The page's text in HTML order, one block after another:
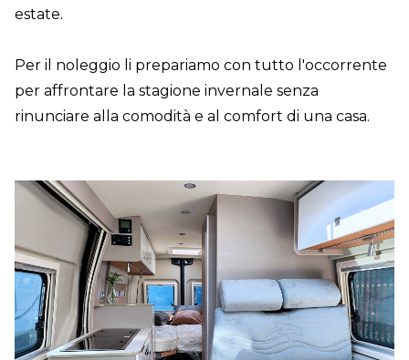
estate.
Per il noleggio li prepariamo con tutto l'occorrente
per affrontare la stagione invernale senza
rinunciare alla comodità e al comfort di una casa.